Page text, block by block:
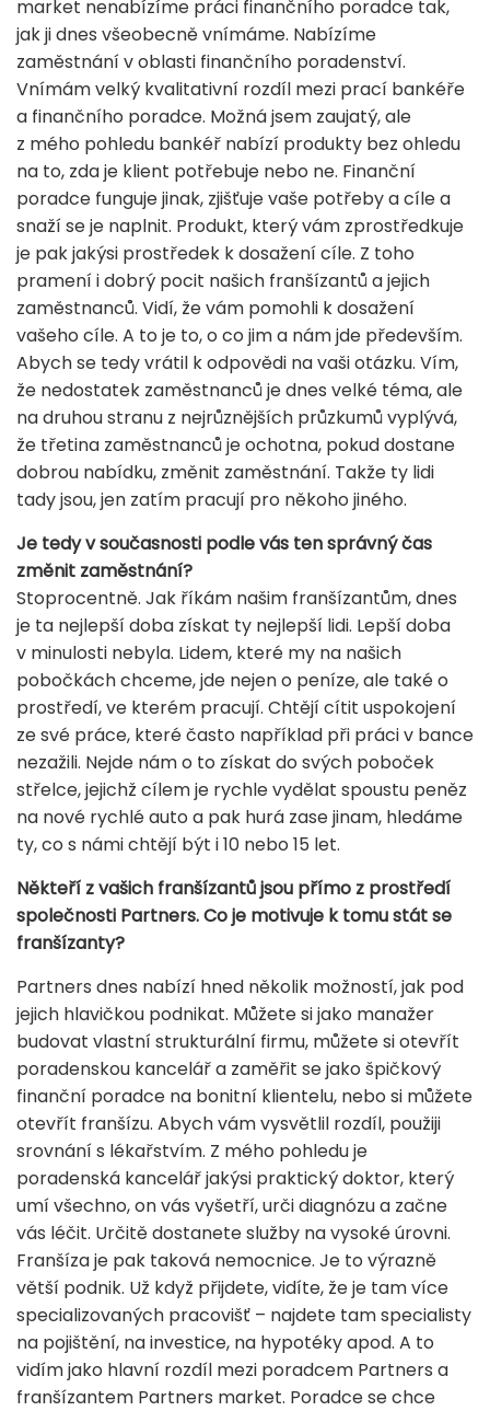
market nenabízíme práci finančního poradce tak,
jak ji dnes všeobecně vnímáme. Nabízíme
zaměstnání v oblasti finančního poradenství.
Vnímám velký kvalitativní rozdíl mezi prací bankéře
a finančního poradce. Možná jsem zaujatý, ale
z mého pohledu bankéř nabízí produkty bez ohledu
na to, zda je klient potřebuje nebo ne. Finanční
poradce funguje jinak, zjišťuje vaše potřeby a cíle a
snaží se je naplnit. Produkt, který vám zprostředkuje
je pak jakýsi prostředek k dosažení cíle. Z toho
pramení i dobrý pocit našich franšízantů a jejich
zaměstnanců. Vidí, že vám pomohli k dosažení
vašeho cíle. A to je to, o co jim a nám jde především.
Abych se tedy vrátil k odpovědi na vaši otázku. Vím,
že nedostatek zaměstnanců je dnes velké téma, ale
na druhou stranu z nejrůznějších průzkumů vyplývá,
že třetina zaměstnanců je ochotna, pokud dostane
dobrou nabídku, změnit zaměstnání. Takže ty lidi
tady jsou, jen zatím pracují pro někoho jiného.
Je tedy v současnosti podle vás ten správný čas
změnit zaměstnání?
Stoprocentně. Jak říkám našim franšízantům, dnes
je ta nejlepší doba získat ty nejlepší lidi. Lepší doba
v minulosti nebyla. Lidem, které my na našich
pobočkách chceme, jde nejen o peníze, ale také o
prostředí, ve kterém pracují. Chtějí cítit uspokojení
ze své práce, které často například při práci v bance
nezažili. Nejde nám o to získat do svých poboček
střelce, jejichž cílem je rychle vydělat spoustu peněz
na nové rychlé auto a pak hurá zase jinam, hledáme
ty, co s námi chtějí být i 10 nebo 15 let.
Někteří z vašich franšízantů jsou přímo z prostředí
společnosti Partners. Co je motivuje k tomu stát se
franšízanty?
Partners dnes nabízí hned několik možností, jak pod
jejich hlavičkou podnikat. Můžete si jako manažer
budovat vlastní strukturální firmu, můžete si otevřít
poradenskou kancelář a zaměřit se jako špičkový
finanční poradce na bonitní klientelu, nebo si můžete
otevřít franšízu. Abych vám vysvětlil rozdíl, použiji
srovnání s lékařstvím. Z mého pohledu je
poradenská kancelář jakýsi praktický doktor, který
umí všechno, on vás vyšetří, urči diagnózu a začne
vás léčit. Určitě dostanete služby na vysoké úrovni.
Franšíza je pak taková nemocnice. Je to výrazně
větší podnik. Už když přijdete, vidíte, že je tam více
specializovaných pracovišť – najdete tam specialisty
na pojištění, na investice, na hypotéky apod. A to
vidím jako hlavní rozdíl mezi poradcem Partners a
franšízantem Partners market. Poradce se chce